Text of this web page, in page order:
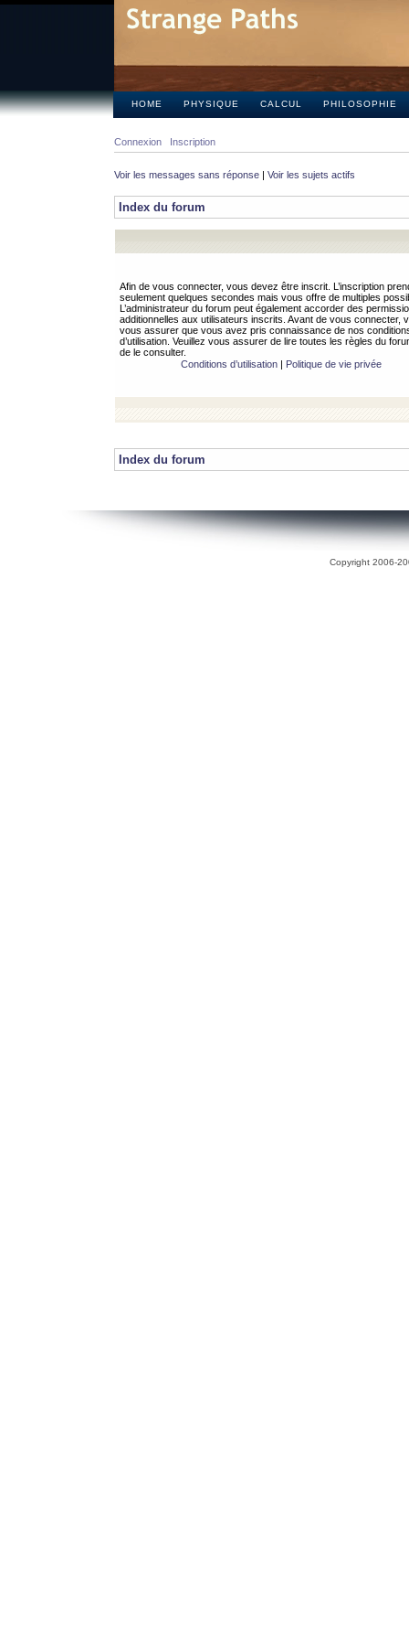
HOME PHYSIQUE CALCUL PHILOSOPHIE
Connexion Inscription
Voir les messages sans réponse | Voir les sujets actifs
Index du forum
Afin de vous connecter, vous devez être inscrit. L’inscription
seulement quelques secondes mais vous offre de multiples
L’administrateur du forum peut également accorder des
additionnelles aux utilisateurs inscrits. Avant de vous connecter,
vous assurer que vous avez pris connaissance de nos
d’utilisation. Veuillez vous assurer de lire toutes les règles du
de le consulter.
Conditions d’utilisation| Politique de vie privée
Index du forum
Copyright 2006-